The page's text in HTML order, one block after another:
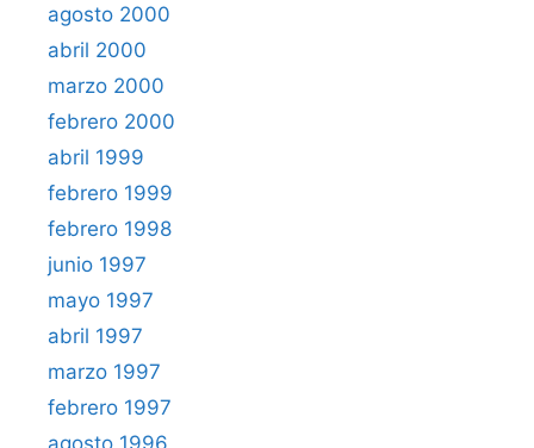
agosto 2000
abril 2000
marzo 2000
febrero 2000
abril 1999
febrero 1999
febrero 1998
junio 1997
mayo 1997
abril 1997
marzo 1997
febrero 1997
agosto 1996